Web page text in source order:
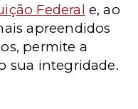
Federal e, ao
apreendidos
permite a
sua integridade.